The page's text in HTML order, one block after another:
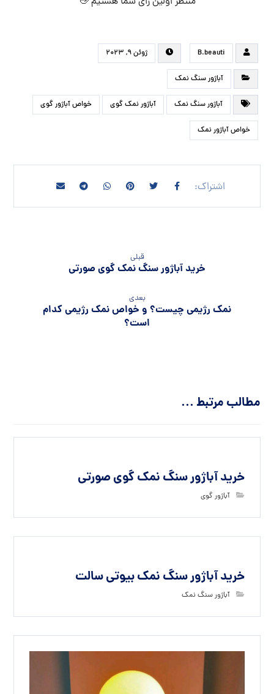
B.beauti ژوئن ۹, ۲۰۲۳
آباژور سنگ نمک
آباژور سنگ نمک آباژور نمک گوی خواص آباژور گوی
خواص آباژور نمک
قبلی
خرید آباژور سنگ نمک گوی صورتی
بعدی
نمک رژیمی چیست؟ و خواص نمک رژیمی کدام
است؟
مطالب مرتبط ...
خرید آباژور سنگ نمک گوی صورتی
آباژور گوی
خرید آباژور سنگ نمک بیوتی سالت
آباژور سنگ نمک